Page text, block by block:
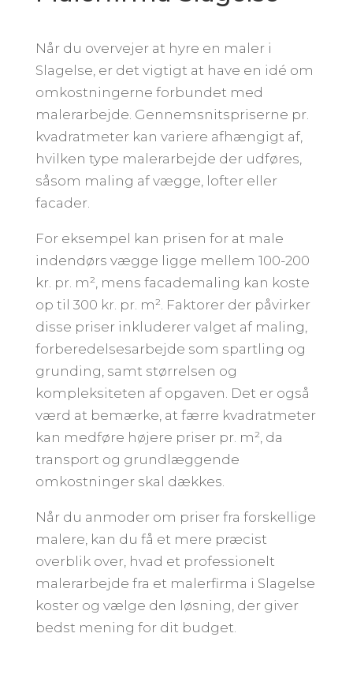
Når du overvejer at hyre en maler i
Slagelse, er det vigtigt at have en idé om
omkostningerne forbundet med
malerarbejde. Gennemsnitspriserne pr.
kvadratmeter kan variere afhængigt af,
hvilken type malerarbejde der udføres,
såsom maling af vægge, lofter eller
facader.
For eksempel kan prisen for at male
indendørs vægge ligge mellem 100-200
kr. pr. m², mens facademaling kan koste
op til 300 kr. pr. m². Faktorer der påvirker
disse priser inkluderer valget af maling,
forberedelsesarbejde som spartling og
grunding, samt størrelsen og
kompleksiteten af opgaven. Det er også
værd at bemærke, at færre kvadratmeter
kan medføre højere priser pr. m², da
transport og grundlæggende
omkostninger skal dækkes.
Når du anmoder om priser fra forskellige
malere, kan du få et mere præcist
overblik over, hvad et professionelt
malerarbejde fra et malerfirma i Slagelse
koster og vælge den løsning, der giver
bedst mening for dit budget.